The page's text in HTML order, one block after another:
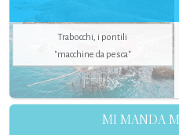
Trabocchi, i pontili
"macchine da pesca"
MI MANDA